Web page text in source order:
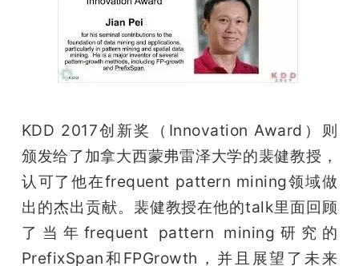
KDD 2017创新奖（Innovation Award）则
颁发给了加拿大西蒙弗雷泽大学的裴健教授，
认可了他在frequent pattern mining领域做
出的杰出贡献。裴健教授在他的talk里面回顾
了当年frequent pattern mining研究的
PrefixSpan和FPGrowth，并且展望了未来